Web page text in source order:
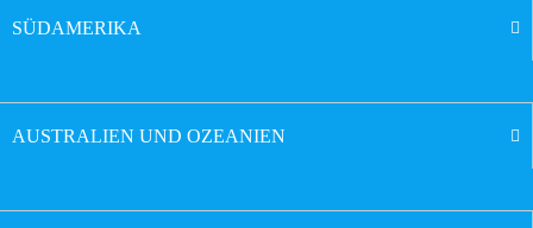
SÜDAMERIKA
AUSTRALIEN UND OZEANIEN